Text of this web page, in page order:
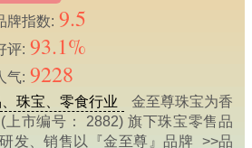
牌指数: 9.5
评: 93.1%
气: 9228
珠宝、零食行业
金至尊珠宝为香
市编号： 2882) 旗下珠宝零售品
发、销售以『金至尊』品牌
>>品